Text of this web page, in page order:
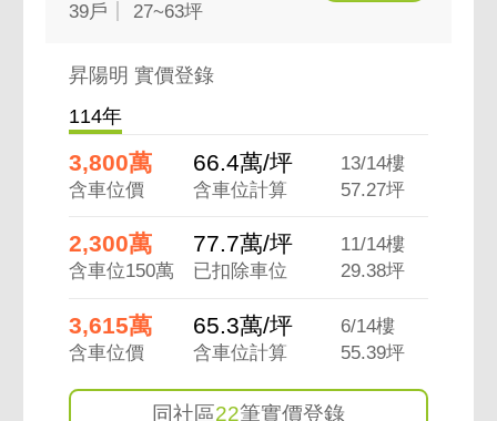
39戶 27~63坪
昇陽明 實價登錄
114年
3,800萬
含車位價
66.4萬/坪
含車位計算
13/14樓
57.27坪
2,300萬
含車位150萬
77.7萬/坪
已扣除車位
11/14樓
29.38坪
3,615萬
含車位價
65.3萬/坪
含車位計算
6/14樓
55.39坪
同社區22筆實價登錄